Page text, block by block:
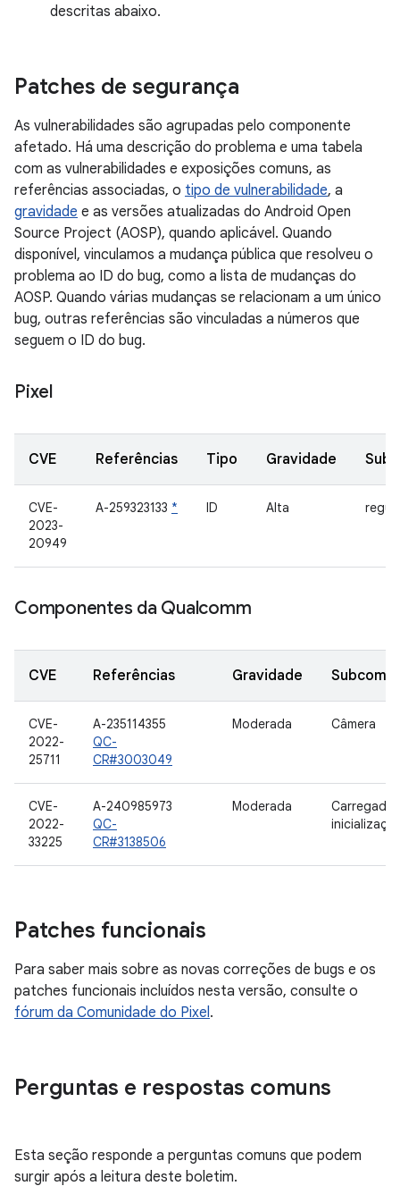
descritas abaixo.
Patches de segurança
As vulnerabilidades são agrupadas pelo componente
afetado. Há uma descrição do problema e uma tabela
com as vulnerabilidades e exposições comuns, as
referências associadas, o tipo de vulnerabilidade, a
gravidade e as versões atualizadas do Android Open
Source Project (AOSP), quando aplicável. Quando
disponível, vinculamos a mudança pública que resolveu o
problema ao ID do bug, como a lista de mudanças do
AOSP. Quando várias mudanças se relacionam a um único
bug, outras referências são vinculadas a números que
seguem o ID do bug.
Pixel
CVE Referências Tipo Gravidade
CVE-
2023-
20949
A-259323133 * ID Alta
Componentes da Qualcomm
CVE Referências Gravidade
CVE-
2022-
25711
A-235114355
QC-
CR#3003049
Moderada Câmera
CVE-
2022-
33225
A-240985973
QC-
CR#3138506
Moderada
Patches funcionais
Para saber mais sobre as novas correções de bugs e os
patches funcionais incluídos nesta versão, consulte o
fórum da Comunidade do Pixel.
Perguntas e respostas comuns
Esta seção responde a perguntas comuns que podem
surgir após a leitura deste boletim.